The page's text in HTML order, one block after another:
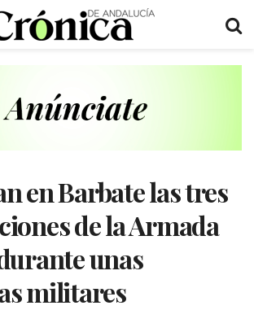
en Barbate las tres
de la Armada
unas
militares